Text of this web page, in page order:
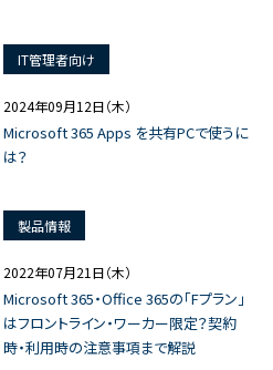
IT管理者向け
2024年09月12日（木）
Microsoft 365 Apps を共有PCで使うに
は？
製品情報
2022年07月21日（木）
Microsoft 365・Office 365の「Fプラン」
はフロントライン・ワーカー限定？契約
時・利用時の注意事項まで解説